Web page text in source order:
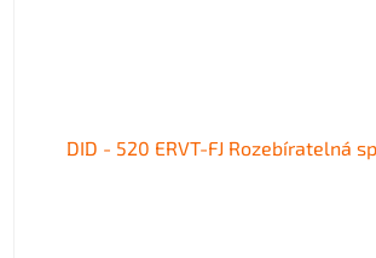
DID - 520 ERVT-FJ Rozebíratelná